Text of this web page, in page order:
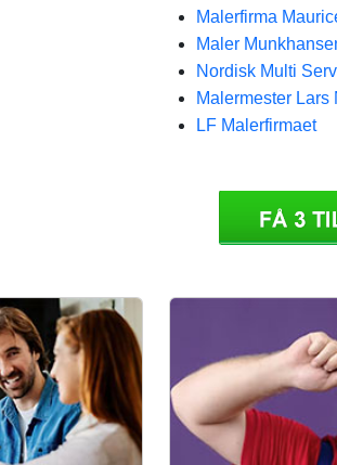
Malerfirma
Maler
Nordisk Multi
Malermester Lars
LF Malerfirmaet